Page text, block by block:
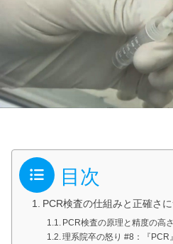
目次
PCR検査の仕組みと正確さ
PCR検査の原理と精度の高
理系院卒の怒り #8：『